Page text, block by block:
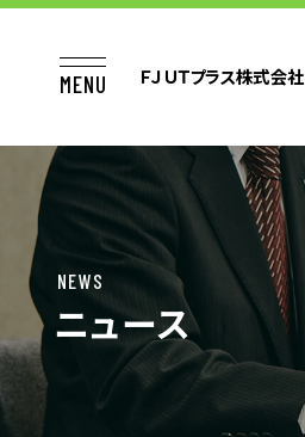
MENU ＦＪＵＴプラス株式会社
お仕事をお探しの方へ
NEWS
ニュース